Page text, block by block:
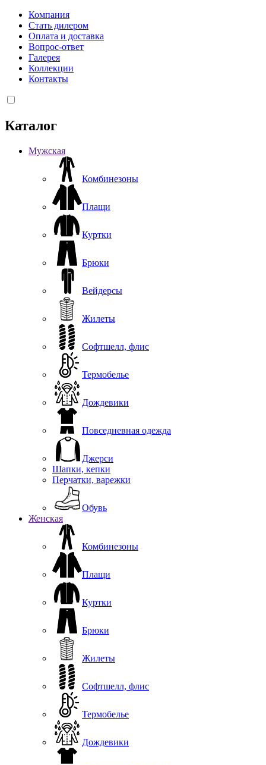
Компания
Стать дилером
Оплата и доставка
Вопрос-ответ
Галерея
Коллекции
Контакты
Каталог
Мужская
Комбинезоны
Плащи
Куртки
Брюки
Вейдерсы
Жилеты
Софтшелл, флис
Термобелье
Дождевики
Повседневная одежда
Джерси
Шапки, кепки
Перчатки, варежки
Обувь
Женская
Комбинезоны
Плащи
Куртки
Брюки
Жилеты
Софтшелл, флис
Термобелье
Дождевики